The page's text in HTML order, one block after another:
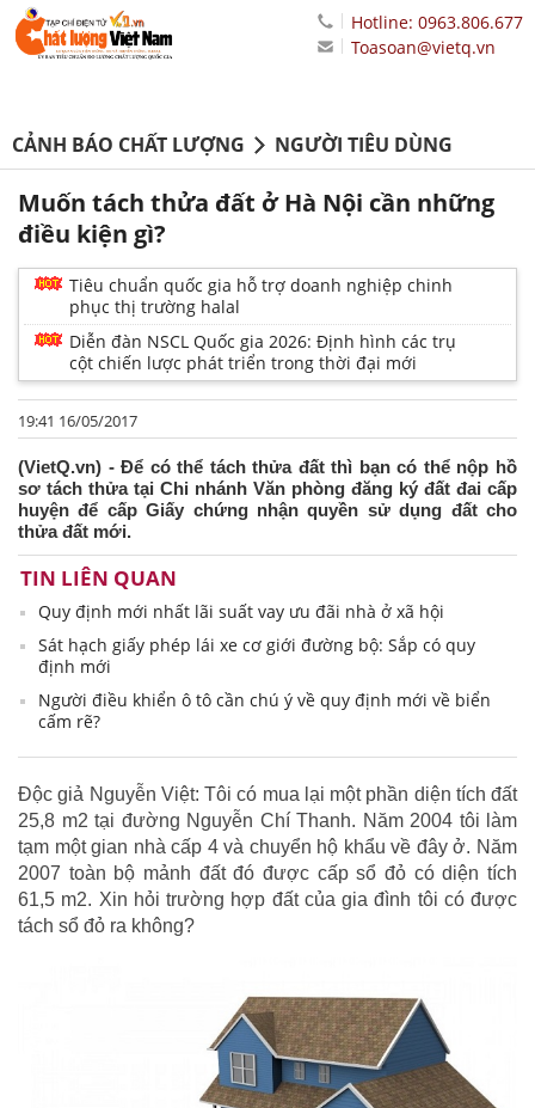
Hotline: 0963.806.677
Toasoan@vietq.vn
CẢNH BÁO CHẤT LƯỢNG NGƯỜI TIÊU DÙNG
Muốn tách thửa đất ở Hà Nội cần những
điều kiện gì?
Tiêu chuẩn quốc gia hỗ trợ doanh nghiệp chinh
phục thị trường halal
Diễn đàn NSCL Quốc gia 2026: Định hình các trụ
cột chiến lược phát triển trong thời đại mới
19:41 16/05/2017
(VietQ.vn) - Để có thể tách thửa đất thì bạn có thể nộp hồ
sơ tách thửa tại Chi nhánh Văn phòng đăng ký đất đai cấp
huyện để cấp Giấy chứng nhận quyền sử dụng đất cho
thửa đất mới.
TIN LIÊN QUAN
Quy định mới nhất lãi suất vay ưu đãi nhà ở xã hội
Sát hạch giấy phép lái xe cơ giới đường bộ: Sắp có quy
định mới
Người điều khiển ô tô cần chú ý về quy định mới về biển
cấm rẽ?
Độc giả Nguyễn Việt: Tôi có mua lại một phần diện tích đất
25,8 m2 tại đường Nguyễn Chí Thanh. Năm 2004 tôi làm
tạm một gian nhà cấp 4 và chuyển hộ khẩu về đây ở. Năm
2007 toàn bộ mảnh đất đó được cấp sổ đỏ có diện tích
61,5 m2. Xin hỏi trường hợp đất của gia đình tôi có được
tách sổ đỏ ra không?